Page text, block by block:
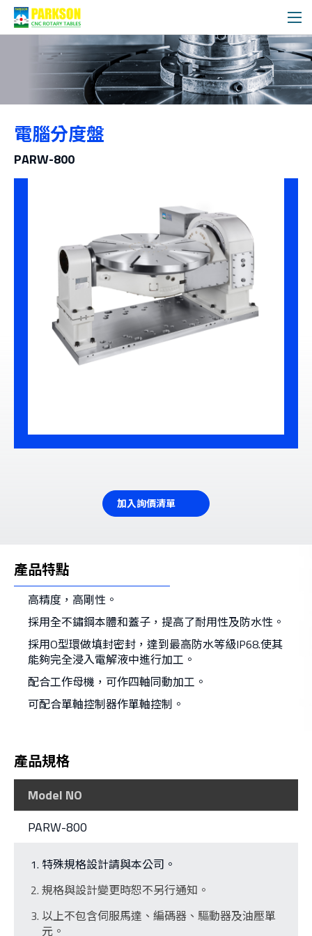
產品介紹
分類
電腦分度盤
PARW-800
加入詢價清單
產品特點
高精度，高剛性。
採用全不鏽鋼本體和蓋子，提高了耐用性及防水性。
採用O型環做填封密封，達到最高防水等級IP68.使其
能夠完全浸入電解液中進行加工。
配合工作母機，可作四軸同動加工。
可配合單軸控制器作單軸控制。
產品規格
Model NO
PARW-800
特殊規格設計請與本公司。
規格與設計變更時恕不另行通知。
以上不包含伺服馬達、編碼器、驅動器及油壓單
元。